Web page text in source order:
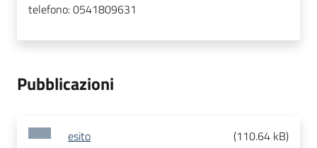
telefono:0541809631
Pubblicazioni
esito (110.64 kB)